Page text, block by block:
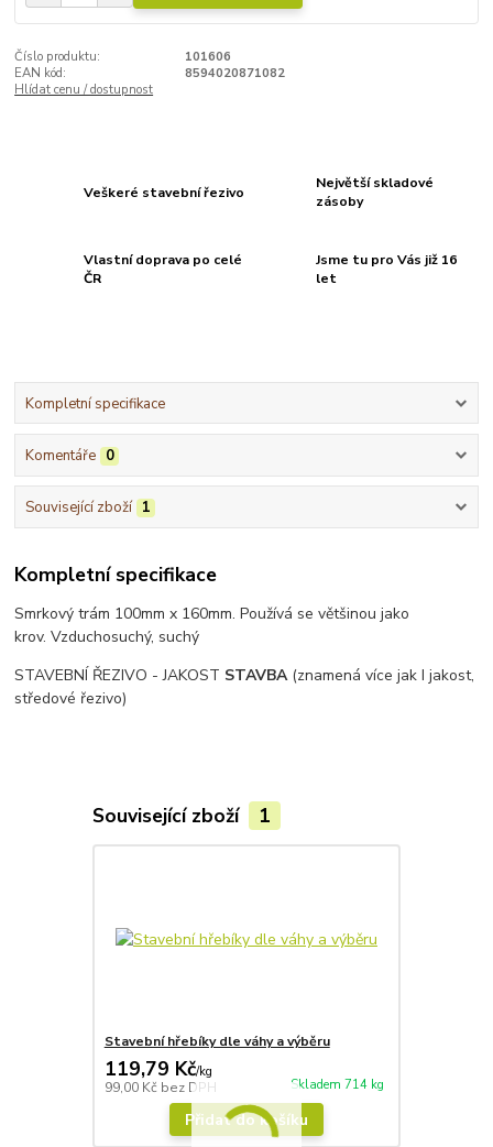
Číslo produktu:
101606
EAN kód:
8594020871082
Hlídat cenu / dostupnost
Veškeré stavební řezivo
Největší skladové
zásoby
Vlastní doprava po celé
ČR
Jsme tu pro Vás již 16
let
Kompletní specifikace
Komentáře 0
Související zboží 1
Kompletní specifikace
Smrkový trám 100mm x 160mm. Používá se většinou jako
krov. Vzduchosuchý, suchý
STAVEBNÍ ŘEZIVO - JAKOST STAVBA (znamená více jak I jakost,
středové řezivo)
Související zboží 1
Stavební hřebíky dle váhy a výběru
119,79 Kč/kg
99,00 Kč bez DPH Skladem 714 kg
Přidat do košíku